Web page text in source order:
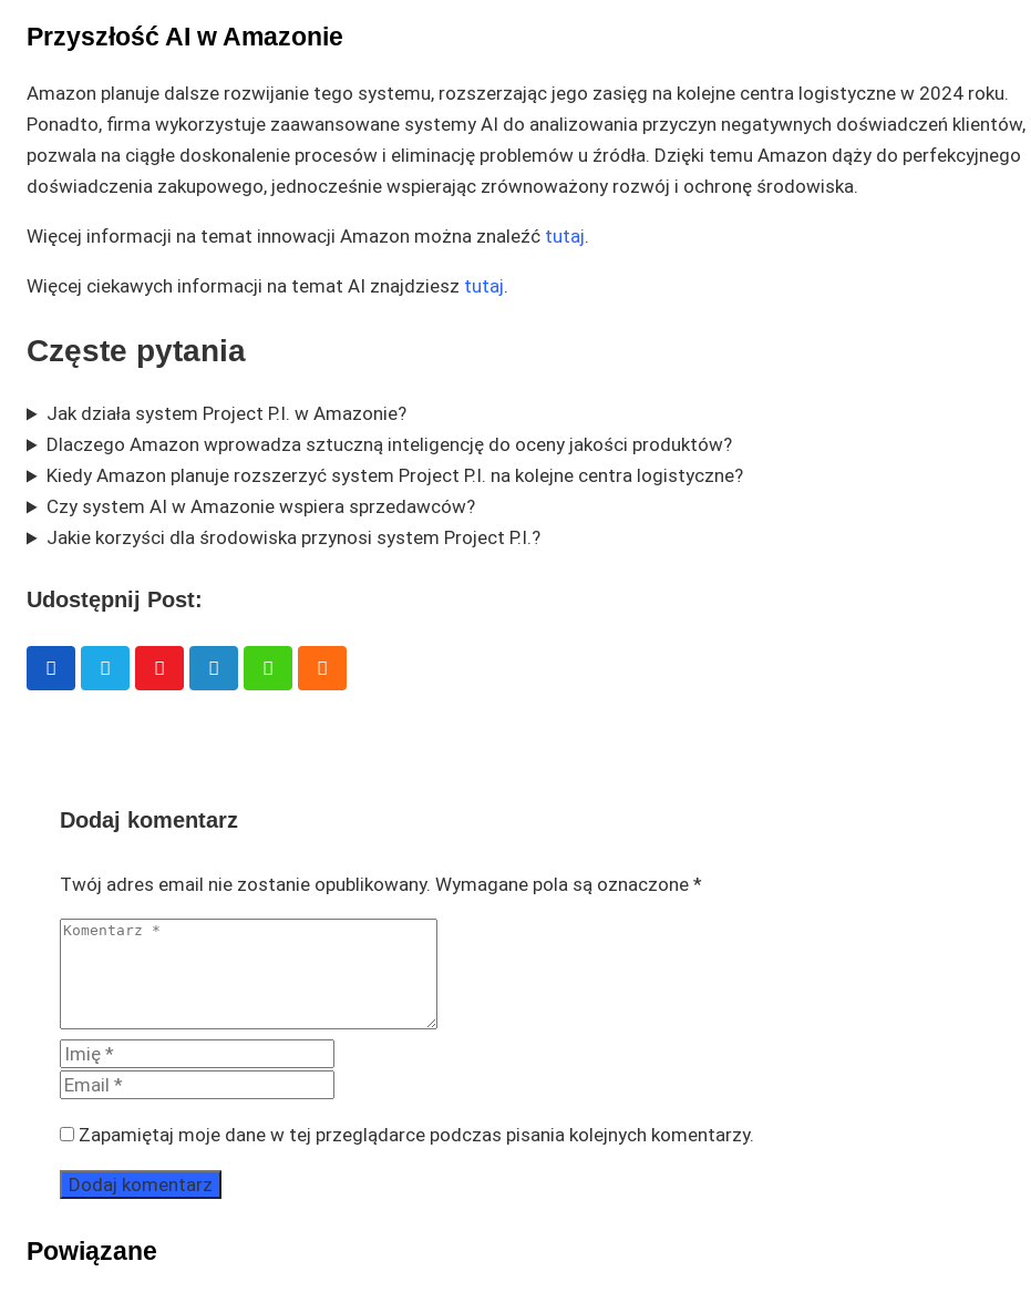
Przyszłość AI w Amazonie
Amazon planuje dalsze rozwijanie tego systemu, rozszerzając jego zasięg na kolejne centra logistyczne w 2024 roku.
Ponadto, firma wykorzystuje zaawansowane systemy AI do analizowania przyczyn negatywnych doświadczeń klientów,
pozwala na ciągłe doskonalenie procesów i eliminację problemów u źródła. Dzięki temu Amazon dąży do perfekcyjnego
doświadczenia zakupowego, jednocześnie wspierając zrównoważony rozwój i ochronę środowiska.
Więcej informacji na temat innowacji Amazon można znaleźć tutaj.
Więcej ciekawych informacji na temat AI znajdziesz tutaj.
Częste pytania
Jak działa system Project P.I. w Amazonie?
Dlaczego Amazon wprowadza sztuczną inteligencję do oceny jakości produktów?
Kiedy Amazon planuje rozszerzyć system Project P.I. na kolejne centra logistyczne?
Czy system AI w Amazonie wspiera sprzedawców?
Jakie korzyści dla środowiska przynosi system Project P.I.?
Udostępnij Post:
YoutubeLinkedInWhatsapp
Cloud
Dodaj komentarz
Twój adres email nie zostanie opublikowany. Wymagane pola są oznaczone *
Zapamiętaj moje dane w tej przeglądarce podczas pisania kolejnych komentarzy.
Powiązane